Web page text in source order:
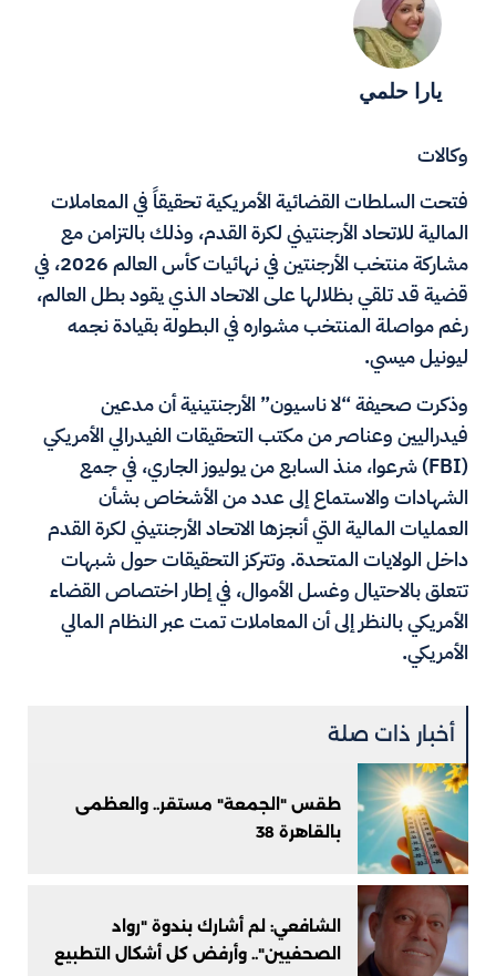
يارا حلمي
وكالات
فتحت السلطات القضائية الأمريكية تحقيقاً في المعاملات
المالية للاتحاد الأرجنتيني لكرة القدم، وذلك بالتزامن مع
مشاركة منتخب الأرجنتين في نهائيات كأس العالم 2026، في
قضية قد تلقي بظلالها على الاتحاد الذي يقود بطل العالم،
رغم مواصلة المنتخب مشواره في البطولة بقيادة نجمه
ليونيل ميسي.
وذكرت صحيفة “لا ناسيون” الأرجنتينية أن مدعين
فيدراليين وعناصر من مكتب التحقيقات الفيدرالي الأمريكي
(FBI) شرعوا، منذ السابع من يوليوز الجاري، في جمع
الشهادات والاستماع إلى عدد من الأشخاص بشأن
العمليات المالية التي أنجزها الاتحاد الأرجنتيني لكرة القدم
داخل الولايات المتحدة. وتتركز التحقيقات حول شبهات
تتعلق بالاحتيال وغسل الأموال، في إطار اختصاص القضاء
الأمريكي بالنظر إلى أن المعاملات تمت عبر النظام المالي
الأمريكي.
أخبار ذات صلة
طقس "الجمعة" مستقر.. والعظمى
بالقاهرة 38
الشافعي: لم أشارك بندوة "رواد
الصحفيين".. وأرفض كل أشكال التطبيع